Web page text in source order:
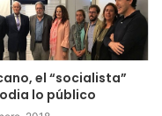
el “socialista”
lo público